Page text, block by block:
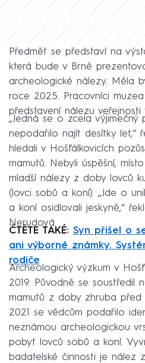
Předmět se představí na
která bude v Brně
archeologické nálezy. Měla
roce 2025. Pracovníci
představení nálezu veřejnosti
„Jedná se o zcela výjimečný
nepodařilo najít desítky let,“
hledali v Hošťálkovicích
mamutů. Nebyli úspěšní,
mladší nálezy z doby lovců
(lovci sobů a koní). „Jde o
a koní osidlovali jeskyně,“
Nerudová.
ČTĚTE TAKÉ: Syn přišel o
ani výborné známky.
rodiče
Archeologický výzkum v
2019. Původně se soustředil
mamutů z doby zhruba
2021 se vědcům podařilo
neznámou archeologickou
pobyt lovců sobů a koní.
badatelské činnosti je nález